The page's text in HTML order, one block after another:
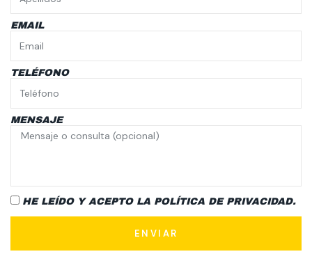
EMAIL
TELÉFONO
MENSAJE
HE LEÍDO Y ACEPTO LA POLÍTICA DE PRIVACIDAD.
ENVIAR